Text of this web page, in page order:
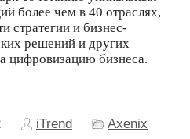
более чем в 40 отраслях,
стратегии и бизнес-
решений и других
цифровизацию бизнеса.
iTrend Axenix